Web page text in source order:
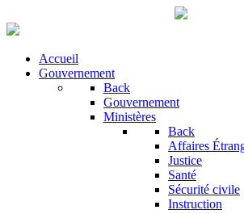
Accueil
Gouvernement
Back
Gouvernement
Ministères
Back
Affaires
Justice
Santé
Sécurité civile
Instruction